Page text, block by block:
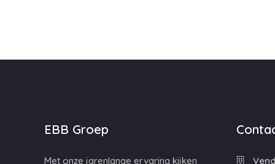
EBB Groep
Met onze jarenlange ervaring kijken